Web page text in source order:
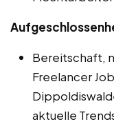
Bereitschaft,
Freelancer
aktuelle